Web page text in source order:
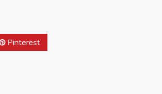
Pinterest